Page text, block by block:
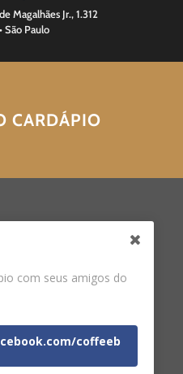
Magalhães Jr., 1.312
São Paulo
CARDÁPIO
com seus amigos do
coffeeb